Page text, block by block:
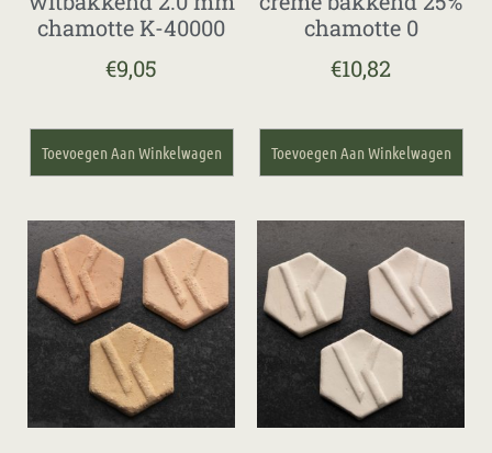
chamotte K-40000
€9,05
Toevoegen Aan Winkelwagen
chamotte 0
€10,82
Toevoegen Aan Winkelwagen